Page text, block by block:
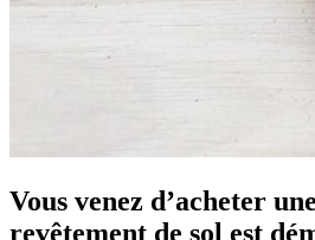
Vous venez d’acheter
revêtement de sol est